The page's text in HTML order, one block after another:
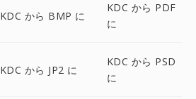
KDC から BMP に
KDC から PDF
に
KDC から JP2 に
KDC から PSD
に